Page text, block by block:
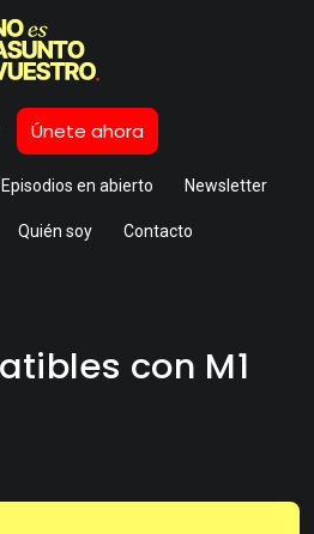
Únete ahora
Episodios en abierto Newsletter
Quién soy Contacto
con M1